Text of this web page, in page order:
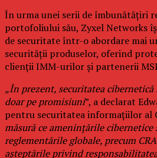
În urma unei serii de îmbunătățiri
portofoliului său, Zyxel Networks
de securitate într-o abordare mai
securității produselor, oferind
clienții IMM-urilor și partenerii
„În prezent, securitatea cibernetică
doar pe promisiuni”, a declarat
pentru securitatea informațiilor al
măsură ce amenințările cibernetice
reglementările globale, precum
așteptările privind